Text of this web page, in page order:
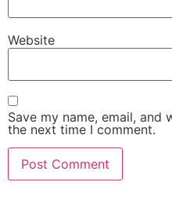
Website
Save my name, email,
the next time I comment.